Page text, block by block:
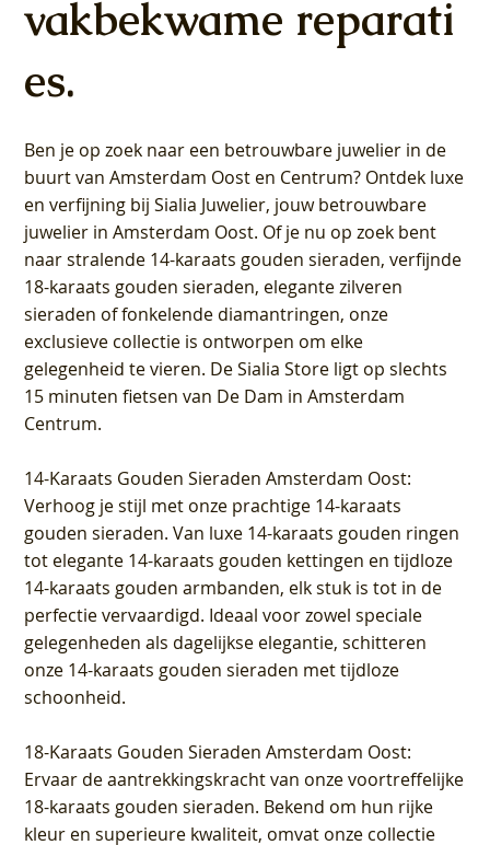
vakbekwame reparati
es.
Ben je op zoek naar een betrouwbare juwelier in de
buurt van Amsterdam Oost en Centrum? Ontdek luxe
en verfijning bij Sialia Juwelier, jouw betrouwbare
juwelier in Amsterdam Oost. Of je nu op zoek bent
naar stralende 14-karaats gouden sieraden, verfijnde
18-karaats gouden sieraden, elegante zilveren
sieraden of fonkelende diamantringen, onze
exclusieve collectie is ontworpen om elke
gelegenheid te vieren. De Sialia Store ligt op slechts
15 minuten fietsen van De Dam in Amsterdam
Centrum.
14-Karaats Gouden Sieraden Amsterdam Oost:
Verhoog je stijl met onze prachtige 14-karaats
gouden sieraden. Van luxe 14-karaats gouden ringen
tot elegante 14-karaats gouden kettingen en tijdloze
14-karaats gouden armbanden, elk stuk is tot in de
perfectie vervaardigd. Ideaal voor zowel speciale
gelegenheden als dagelijkse elegantie, schitteren
onze 14-karaats gouden sieraden met tijdloze
schoonheid.
18-Karaats Gouden Sieraden Amsterdam Oost:
Ervaar de aantrekkingskracht van onze voortreffelijke
18-karaats gouden sieraden. Bekend om hun rijke
kleur en superieure kwaliteit, omvat onze collectie